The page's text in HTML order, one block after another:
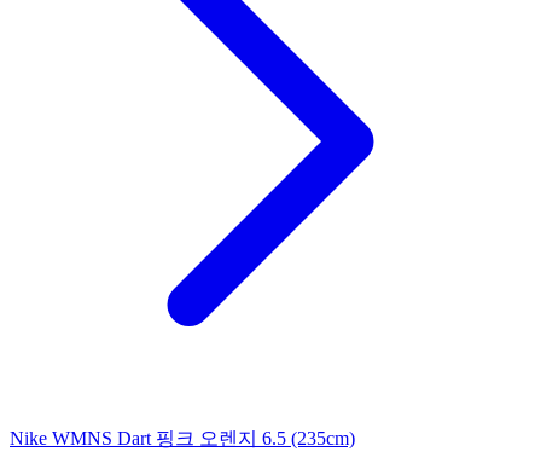
Nike WMNS Dart 핑크 오렌지 6.5 (235cm)